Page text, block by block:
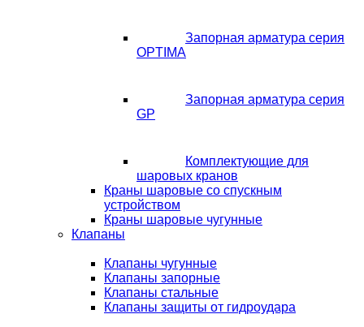
Запорная арматура серия
OPTIMA
Запорная арматура серия
GP
Комплектующие для
шаровых кранов
Краны шаровые со спускным
устройством
Краны шаровые чугунные
Клапаны
Клапаны чугунные
Клапаны запорные
Клапаны стальные
Клапаны защиты от гидроудара